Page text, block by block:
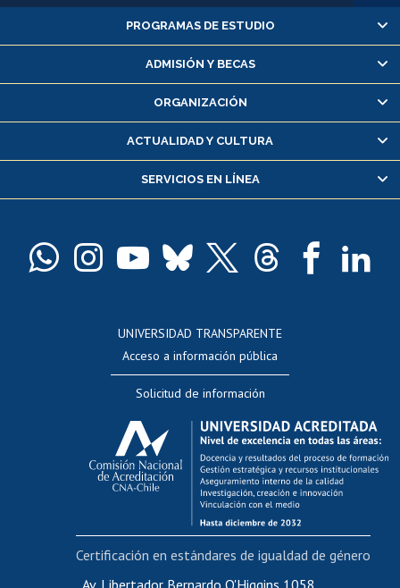
Alumnas/os y exalumnas/os
Matrícula en línea
Inscripción y cambio de asignaturas
Consulta y certificado de notas
Servicio médico y dental
Pago de arancel y crédito alumnos
Docentes
Evaluación docente
Calificación académica
Postulación al AUCAI
Funcionarias/os
Cursos internos de capacitación
Bienestar del personal
Portal de movilidad interna
Certificado de renta
PROGRAMAS DE ESTUDIO
ADMISIÓN Y BECAS
ORGANIZACIÓN
ACTUALIDAD Y CULTURA
SERVICIOS EN LÍNEA
UNIVERSIDAD TRANSPARENTE
Acceso a información pública
Solicitud de información
Certificación en estándares de igualdad de género